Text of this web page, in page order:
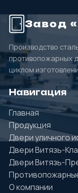
Завод
Производство
противопожарных
циклом
Навигация
Главная
Продукция
Двери уличного
Двери Витязь-
Двери Витязь-
О компании